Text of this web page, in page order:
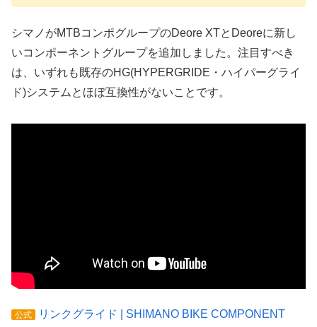
シマノがMTBコンポグループのDeore XTとDeoreに新し
いコンポーネントグループを追加しました。注目すべき
は、いずれも既存のHG(HYPERGRIDE・ハイパーグライ
ド)システムとほぼ互換性がないことです。
公式 リンクグライド | SHIMANO BIKE COMPONENT